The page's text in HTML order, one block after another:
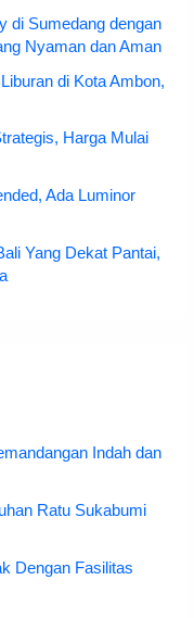
di Sumedang dengan
Nyaman dan Aman
di Kota Ambon,
Harga Mulai
Ada Luminor
Yang Dekat Pantai,
Indah dan
Ratu Sukabumi
Dengan Fasilitas